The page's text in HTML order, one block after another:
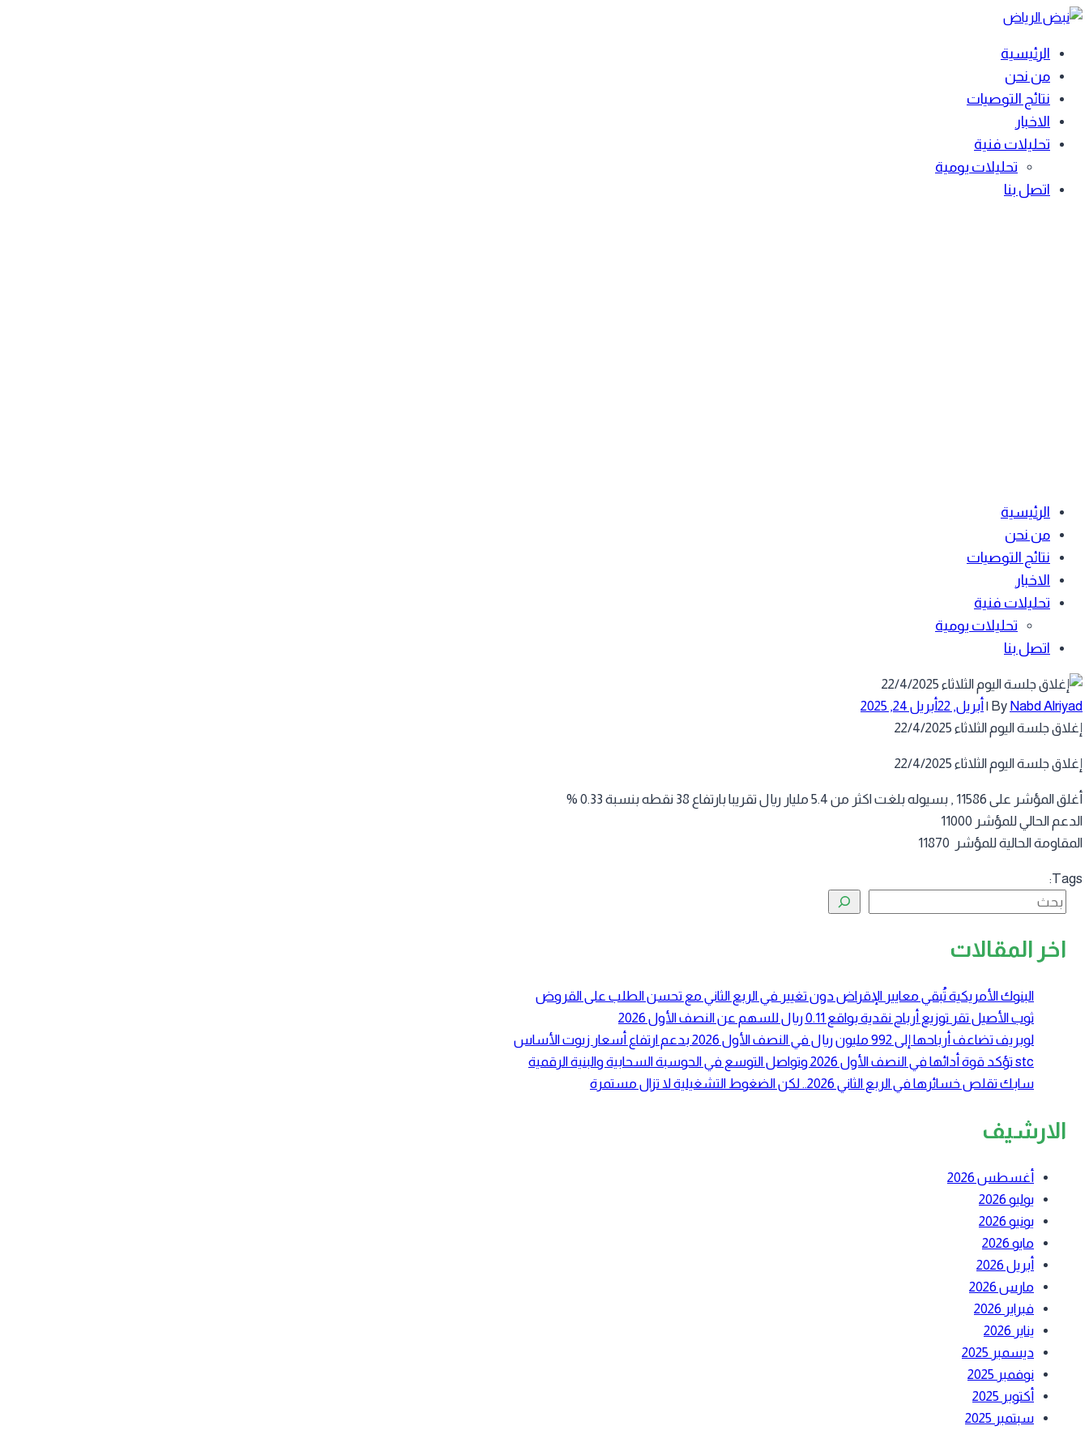
Skip
contentالرئيسية
من نحن
نتائج التوصيات
الاخبار
تحليلات فنية
تحليلات يومية
اتصل بنا
الرئيسية
من نحن
نتائج التوصيات
الاخبار
تحليلات فنية
تحليلات يومية
اتصل بنا
By Nabd Alriyad
|أبريل, 22
أبريل 24, 2025
إغلاق جلسة اليوم الثلاثاء 22/4/2025
إغلاق جلسة اليوم الثلاثاء 22/4/2025
أغلق المؤشر على 11586 , بسيوله بلغت اكثر من 5.4 مليار ريال تقريبا بارتفاع 38 نقطه بنسبة 0.33 %
الدعم الحالي للمؤشر 11000
المقاومة الحالية للمؤشر 11870
Tags:
البحث
اخر المقالات
البنوك الأمريكية تُبقي معايير الإقراض دون تغيير في الربع الثاني مع تحسن الطلب على القروض
ثوب الأصيل تقر توزيع أرباح نقدية بواقع 0.11 ريال للسهم عن النصف الأول 2026
لوبريف تضاعف أرباحها إلى 992 مليون ريال في النصف الأول 2026 بدعم ارتفاع أسعار زيوت الأساس
stc تؤكد قوة أدائها في النصف الأول 2026 وتواصل التوسع في الحوسبة السحابية والبنية الرقمية
سابك تقلص خسائرها في الربع الثاني 2026.. لكن الضغوط التشغيلية لا تزال مستمرة
الارشيف
أغسطس 2026
يوليو 2026
يونيو 2026
مايو 2026
أبريل 2026
مارس 2026
فبراير 2026
يناير 2026
ديسمبر 2025
نوفمبر 2025
أكتوبر 2025
سبتمبر 2025